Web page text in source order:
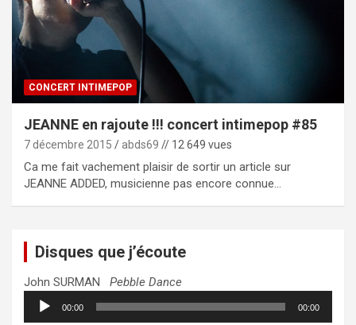
CONCERT INTIMEPOP
JEANNE en rajoute !!! concert intimepop #85
7 décembre 2015 abds69 // 12 649 vues
Ca me fait vachement plaisir de sortir un article sur
JEANNE ADDED, musicienne pas encore connue…
Disques que j’écoute
John SURMAN Pebble Dance
Lecteur
audio
00:00 00:00